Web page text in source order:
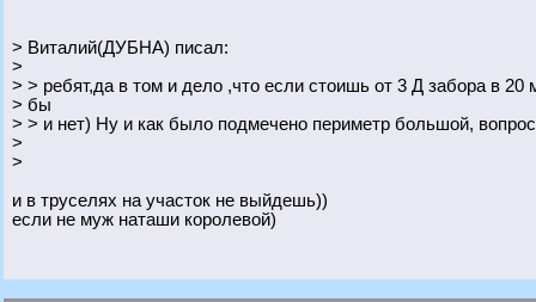
> Виталий(ДУБНА) писал:
>
> > ребят,да в том и дело ,что если стоишь от 3 Д забора в 20
> бы
> > и нет) Ну и как было подмечено периметр большой,
>
>
и в труселях на участок не выйдешь))
если не муж наташи королевой)